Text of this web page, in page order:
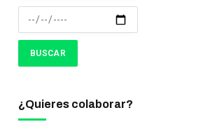
¿Quieres colaborar?